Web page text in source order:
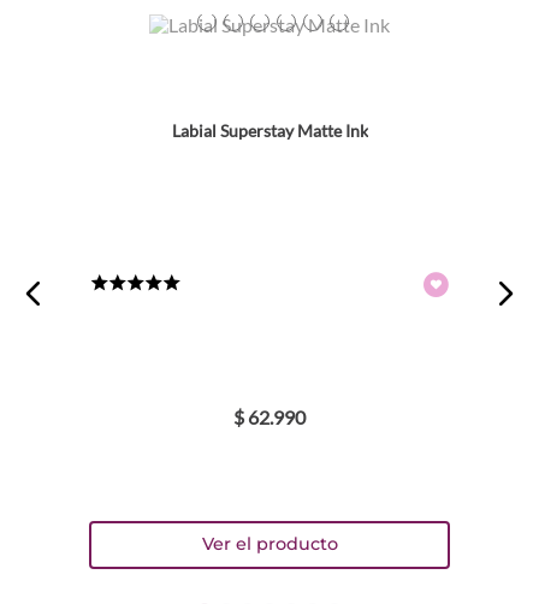
Labial Superstay Matte Ink
$ 62.990